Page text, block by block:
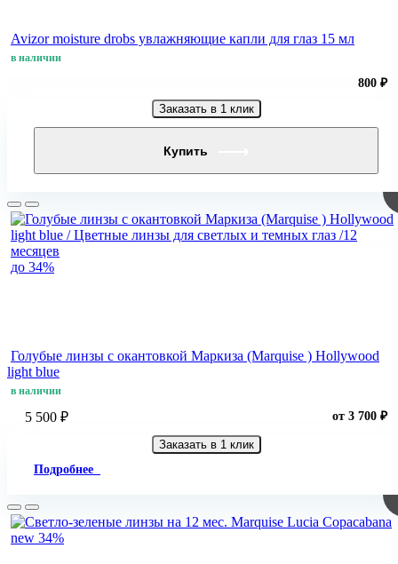
Avizor moisture drobs увлажняющие капли для глаз 15 мл
в наличии
800 ₽
Заказать в 1 клик
до 34%
Голубые линзы с окантовкой Маркиза (Marquise ) Hollywood
light blue
в наличии
5 500 ₽ от 3 700 ₽
Заказать в 1 клик
Подробнее
new 34%